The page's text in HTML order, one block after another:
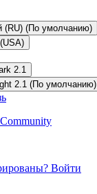
(RU) (По умолчанию)
2.1
2.1 (По умолчанию)
Войти